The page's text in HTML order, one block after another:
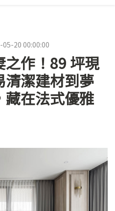
05-20 00:00:00
作！89 坪現
潔建材到夢
藏在法式優雅